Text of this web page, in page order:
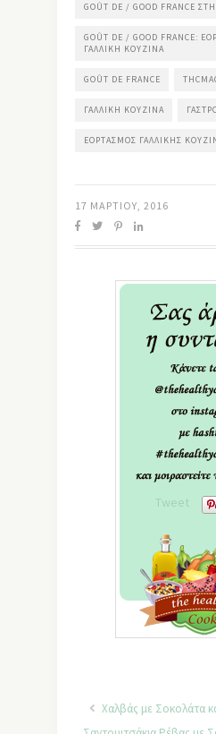
GOÛT DE / GOOD FRANCE
GOÛT DE / GOOD FRANCE:
ΓΑΛΛΙΚΉ ΚΟΥΖΊΝΑ
GOÛT DE FRANCE
ΓΑΛΛΙΚΉ ΚΟΥΖΊΝΑ
ΕΟΡΤΑΣΜΌΣ ΓΑΛΛΙΚΉΣ
17 ΜΑΡΤΊΟΥ, 2016
Tweet
Χαλβάς με Σοκολάτα